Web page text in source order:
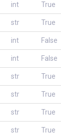
int True
str True
int False
int False
str True
str True
str True
str True